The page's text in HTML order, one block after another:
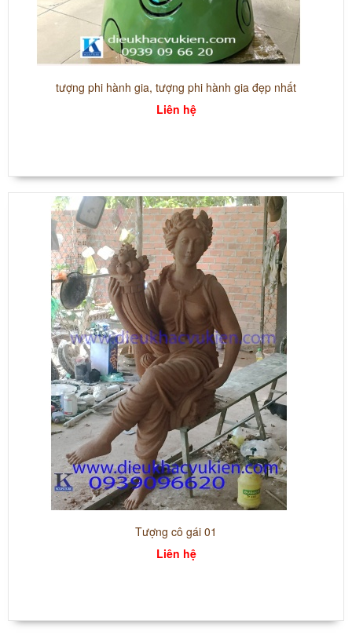
tượng phi hành gia, tượng phi hành gia đẹp nhất
Liên hệ
Tượng cô gái 01
Liên hệ